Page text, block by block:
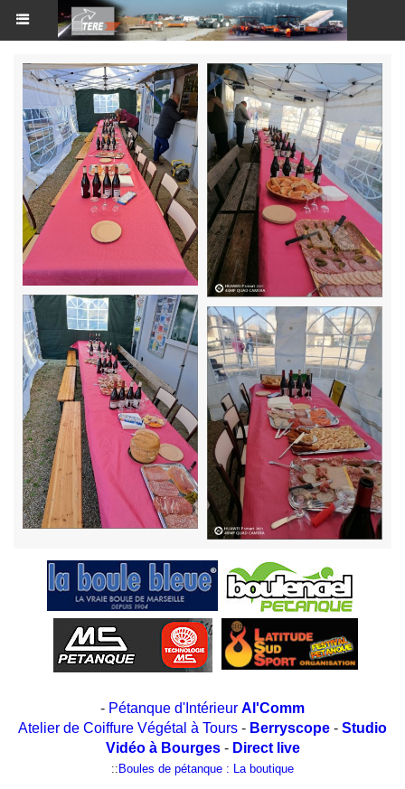
- Pétanque d'Intérieur Al'Comm
Atelier de Coiffure Végétal à Tours - Berryscope - Studio
Vidéo à Bourges- Direct live
::Boules de pétanque : La boutique